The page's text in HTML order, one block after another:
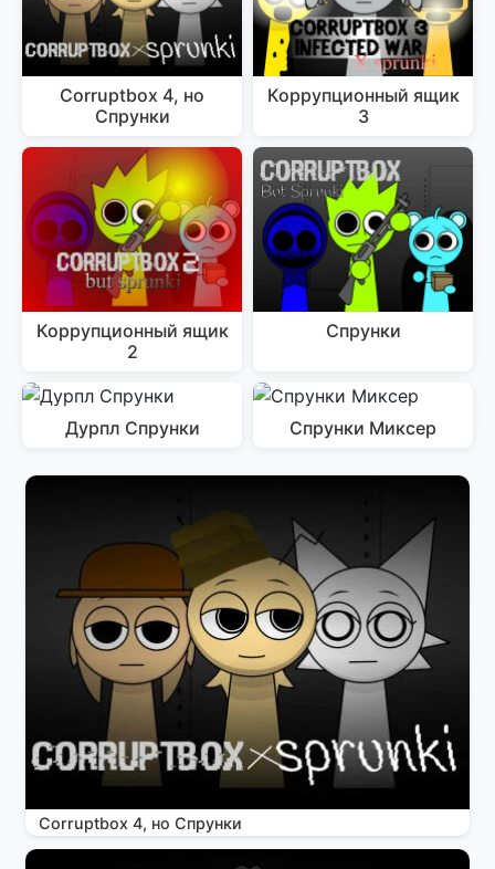
Corruptbox 4, но
Спрунки
Коррупционный ящик
3
Коррупционный ящик
2
Спрунки
Дурпл Спрунки Спрунки Миксер
Corruptbox 4, но Спрунки